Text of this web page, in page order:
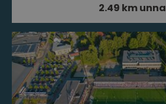
2.49 km unna